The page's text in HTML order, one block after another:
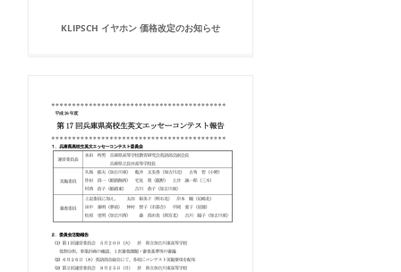
KLIPSCH イヤホン 価格改定のお知らせ